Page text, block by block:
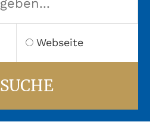
Webseite
SUCHE